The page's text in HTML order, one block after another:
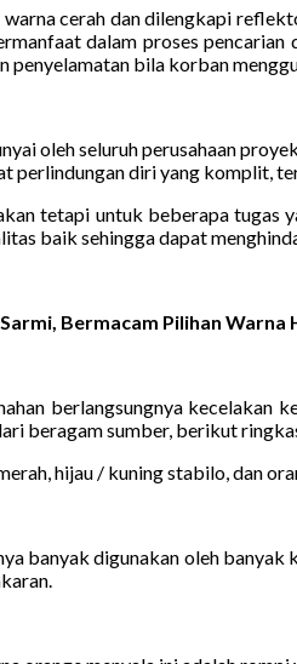
cerah dan dilengkapi
dalam proses
bila korban
oleh seluruh perusahaan
perlindungan diri yang komplit,
tetapi untuk beberapa tugas
baik sehingga dapat
Bermacam Pilihan Warna
berlangsungnya
beragam sumber, berikut
hijau / kuning stabilo, dan
banyak digunakan oleh